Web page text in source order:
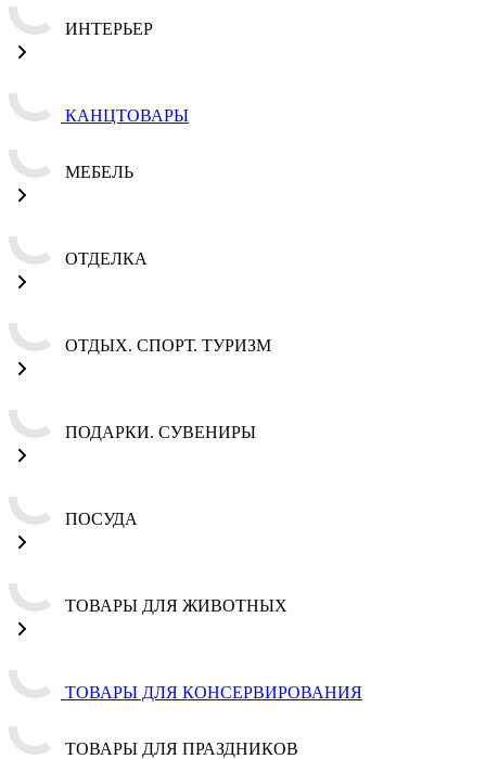
ИНТЕРЬЕР
КАНЦТОВАРЫ
МЕБЕЛЬ
ОТДЕЛКА
ОТДЫХ. СПОРТ. ТУРИЗМ
ПОДАРКИ. СУВЕНИРЫ
ПОСУДА
ТОВАРЫ ДЛЯ ЖИВОТНЫХ
ТОВАРЫ ДЛЯ КОНСЕРВИРОВАНИЯ
ТОВАРЫ ДЛЯ ПРАЗДНИКОВ